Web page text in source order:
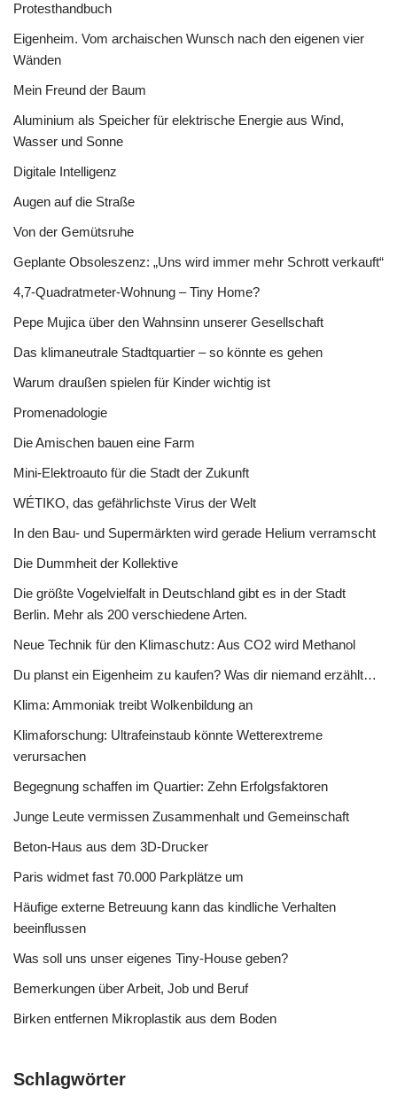
Protesthandbuch
Eigenheim. Vom archaischen Wunsch nach den eigenen vier
Wänden
Mein Freund der Baum
Aluminium als Speicher für elektrische Energie aus Wind,
Wasser und Sonne
Digitale Intelligenz
Augen auf die Straße
Von der Gemütsruhe
Geplante Obsoleszenz: „Uns wird immer mehr Schrott verkauft“
4,7-Quadratmeter-Wohnung – Tiny Home?
Pepe Mujica über den Wahnsinn unserer Gesellschaft
Das klimaneutrale Stadtquartier – so könnte es gehen
Warum draußen spielen für Kinder wichtig ist
Promenadologie
Die Amischen bauen eine Farm
Mini-Elektroauto für die Stadt der Zukunft
WÉTIKO, das gefährlichste Virus der Welt
In den Bau- und Supermärkten wird gerade Helium verramscht
Die Dummheit der Kollektive
Die größte Vogelvielfalt in Deutschland gibt es in der Stadt
Berlin. Mehr als 200 verschiedene Arten.
Neue Technik für den Klimaschutz: Aus CO2 wird Methanol
Du planst ein Eigenheim zu kaufen? Was dir niemand erzählt…
Klima: Ammoniak treibt Wolkenbildung an
Klimaforschung: Ultrafeinstaub könnte Wetterextreme
verursachen
Begegnung schaffen im Quartier: Zehn Erfolgsfaktoren
Junge Leute vermissen Zusammenhalt und Gemeinschaft
Beton-Haus aus dem 3D-Drucker
Paris widmet fast 70.000 Parkplätze um
Häufige externe Betreuung kann das kindliche Verhalten
beeinflussen
Was soll uns unser eigenes Tiny-House geben?
Bemerkungen über Arbeit, Job und Beruf
Birken entfernen Mikroplastik aus dem Boden
Schlagwörter